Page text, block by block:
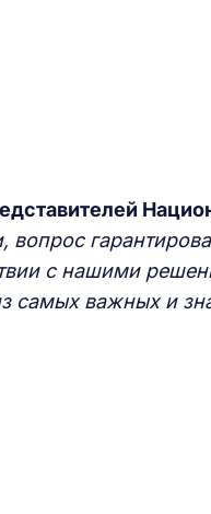
с нашими
самых важных и